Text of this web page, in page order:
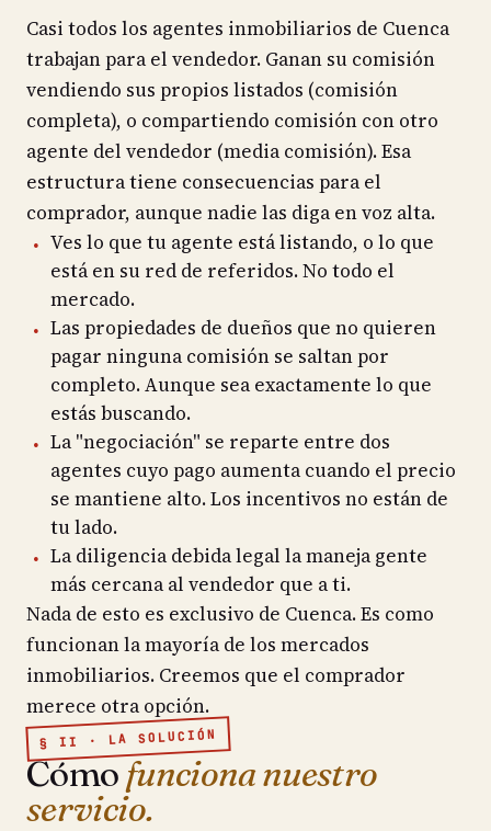
Casi todos los agentes inmobiliarios de Cuenca
trabajan para el vendedor. Ganan su comisión
vendiendo sus propios listados (comisión
completa), o compartiendo comisión con otro
agente del vendedor (media comisión). Esa
estructura tiene consecuencias para el
comprador, aunque nadie las diga en voz alta.
Ves lo que tu agente está listando, o lo que
está en su red de referidos. No todo el
mercado.
Las propiedades de dueños que no quieren
pagar ninguna comisión se saltan por
completo. Aunque sea exactamente lo que
estás buscando.
La "negociación" se reparte entre dos
agentes cuyo pago aumenta cuando el precio
se mantiene alto. Los incentivos no están de
tu lado.
La diligencia debida legal la maneja gente
más cercana al vendedor que a ti.
Nada de esto es exclusivo de Cuenca. Es como
funcionan la mayoría de los mercados
inmobiliarios. Creemos que el comprador
merece otra opción.
§ II · LA SOLUCIÓN
Cómo funciona nuestro
servicio.